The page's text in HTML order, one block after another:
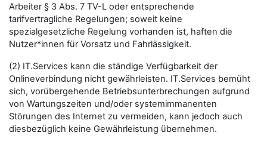
Arbeiter § 3 Abs. 7 TV-L oder entsprechende
tarifvertragliche Regelungen; soweit keine
spezialgesetzliche Regelung vorhanden ist, haften die
Nutzer*innen für Vorsatz und Fahrlässigkeit.
(2) IT.Services kann die ständige Verfügbarkeit der
Onlineverbindung nicht gewährleisten. IT.Services bemüht
sich, vorübergehende Betriebsunterbrechungen aufgrund
von Wartungszeiten und/oder systemimmanenten
Störungen des Internet zu vermeiden, kann jedoch auch
diesbezüglich keine Gewährleistung übernehmen.